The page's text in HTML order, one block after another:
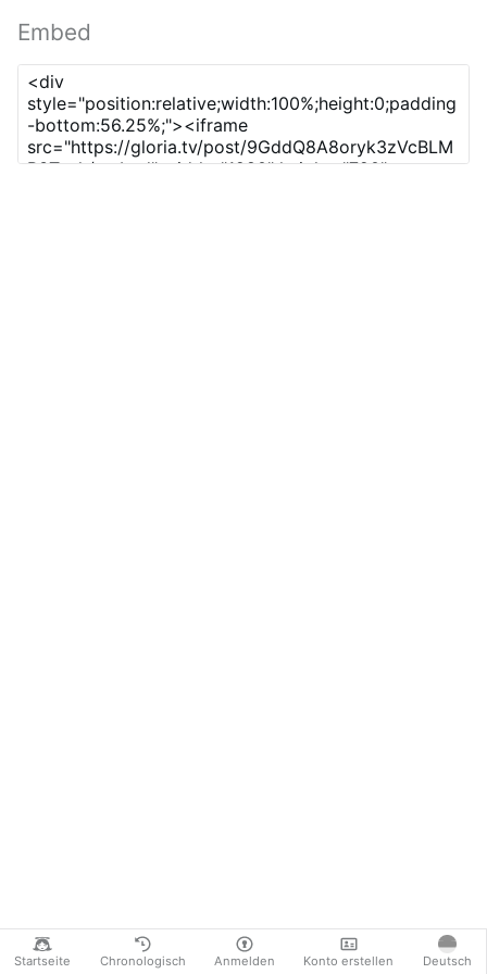
Startseite Chronologisch Anmelden Konto erstellen Deutsch
Embed